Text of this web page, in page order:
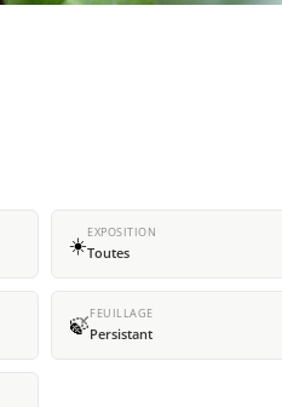
☀️EXPOSITION
Toutes
🍃FEUILLAGE
Persistant